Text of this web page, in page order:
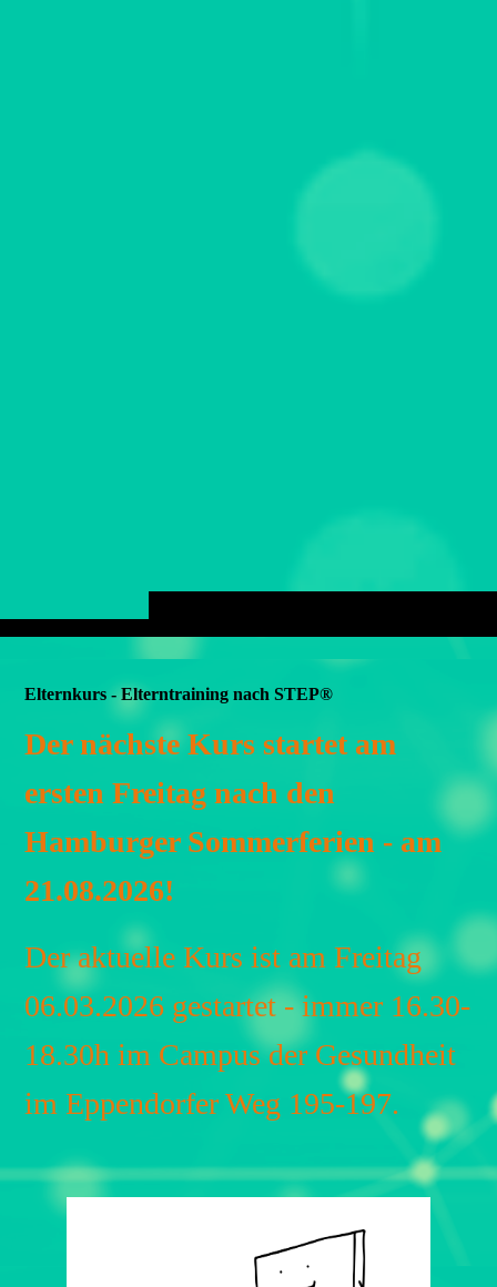
Elternkurs - Elterntraining nach STEP®
Der nächste Kurs startet am
ersten Freitag nach den
Hamburger Sommerferien - am
21.08.2026!
Der aktuelle Kurs ist am Freitag
06.03.2026 gestartet - immer 16.30-
18.30h im Campus der Gesundheit
im Eppendorfer Weg 195-197.